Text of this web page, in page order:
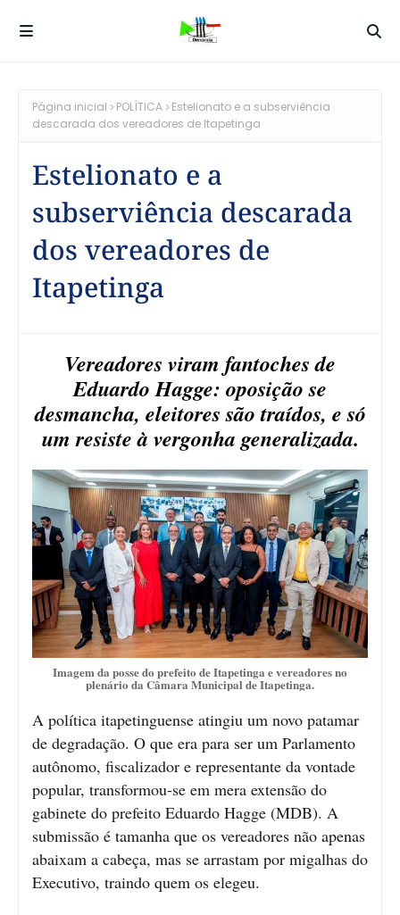
Página inicial POLÍTICA
Estelionato e a subserviência
descarada dos vereadores de Itapetinga
Estelionato e a
subserviência descarada
dos vereadores de
Itapetinga
Vereadores viram fantoches de
Eduardo Hagge: oposição se
desmancha, eleitores são traídos, e só
um resiste à vergonha generalizada.
Imagem da posse do prefeito de Itapetinga e vereadores no
plenário da Câmara Municipal de Itapetinga.
A política itapetinguense atingiu um novo patamar
de degradação. O que era para ser um Parlamento
autônomo, fiscalizador e representante da vontade
popular, transformou-se em mera extensão do
gabinete do prefeito Eduardo Hagge (MDB). A
submissão é tamanha que os vereadores não apenas
abaixam a cabeça, mas se arrastam por migalhas do
Executivo, traindo quem os elegeu.